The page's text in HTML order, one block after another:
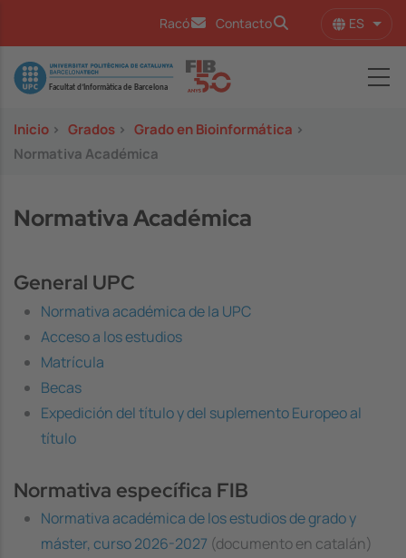
Racó Contacto ES
Image
Inicio > Grados > Grado en Bioinformática >
Normativa Académica
Normativa Académica
General UPC
Normativa académica de la UPC
Acceso a los estudios
Matrícula
Becas
Expedición del título y del suplemento Europeo al
título
Normativa específica FIB
Normativa académica de los estudios de grado y
máster, curso 2026-2027 (documento en catalán)